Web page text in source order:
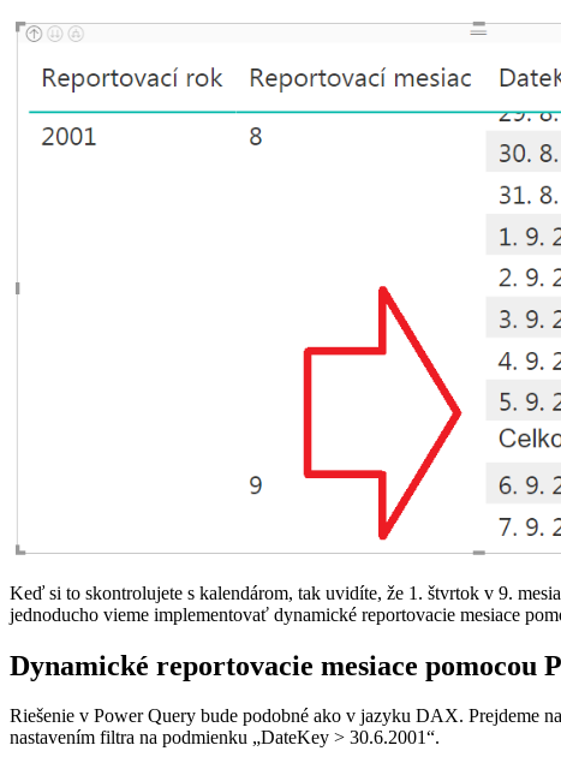
Keď si to skontrolujete s kalendárom, tak uvidíte, že 1. štvrtok v 9.
jednoducho vieme implementovať dynamické reportovacie mesiace
Dynamické reportovacie mesiace pomocou
Riešenie v Power Query bude podobné ako v jazyku DAX. Prejdeme
nastavením filtra na podmienku „DateKey > 30.6.2001“.